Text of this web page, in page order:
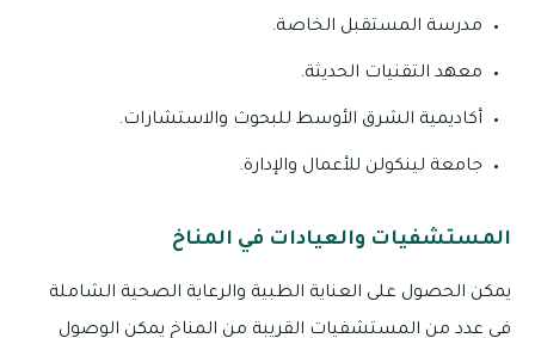
مدرسة المستقبل الخاصة.
معهد التقنيات الحديثة.
أكاديمية الشرق الأوسط للبحوث والاستشارات.
جامعة لينكولن للأعمال والإدارة.
المستشفيات والعيادات في المناخ
يمكن الحصول على العناية الطبية والرعاية الصحية الشاملة
في عدد من المستشفيات القريبة من المناخ يمكن الوصول